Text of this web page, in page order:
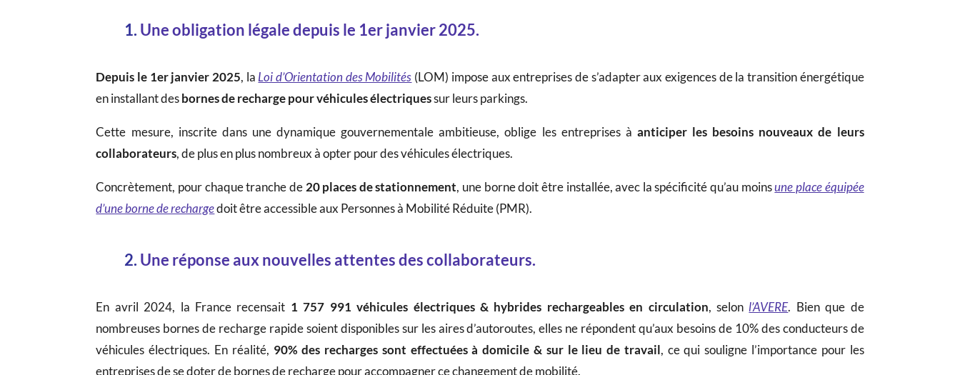
1. Une obligation légale depuis le 1er janvier 2025.
Depuis le 1er janvier 2025, la Loi d’Orientation des Mobilités (LOM) impose aux entreprises de s’adapter aux exigences de la transition énergétique
en installant desbornes de recharge pour véhicules électriquessur leurs parkings.
Cette mesure, inscrite dans une dynamique gouvernementale ambitieuse, oblige les entreprises à anticiper les besoins nouveaux de leurs
collaborateurs, de plus en plus nombreux à opter pour des véhicules électriques.
Concrètement, pour chaque tranche de 20 places de stationnement, une borne doit être installée, avec la spécificité qu’au moinsune place équipée
d’une borne de rechargedoit être accessible aux Personnes à Mobilité Réduite (PMR).
2. Une réponse aux nouvelles attentes des collaborateurs.
En avril 2024, la France recensait 1 757 991 véhicules électriques & hybrides rechargeables en circulation, selon l’AVERE. Bien que de
nombreuses bornes de recharge rapide soient disponibles sur les aires d’autoroutes, elles ne répondent qu’aux besoins de 10% des conducteurs de
véhicules électriques. En réalité, 90% des recharges sont effectuées à domicile & sur le lieu de travail, ce qui souligne l’importance pour les
entreprises de se doter de bornes de recharge pour accompagner ce changement de mobilité.